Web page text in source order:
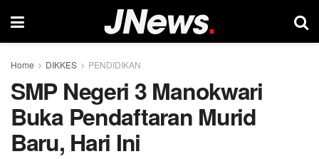
Home DIKKES PENDIDIKAN
SMP Negeri 3 Manokwari
Buka Pendaftaran Murid
Baru, Hari Ini